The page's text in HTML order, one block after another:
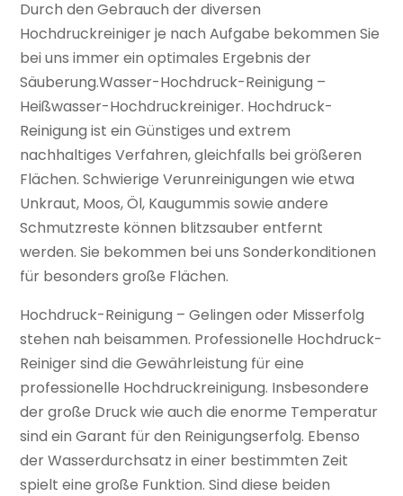
Durch den Gebrauch der diversen
Hochdruckreiniger je nach Aufgabe bekommen Sie
bei uns immer ein optimales Ergebnis der
Säuberung.Wasser-Hochdruck-Reinigung –
Heißwasser-Hochdruckreiniger. Hochdruck-
Reinigung ist ein Günstiges und extrem
nachhaltiges Verfahren, gleichfalls bei größeren
Flächen. Schwierige Verunreinigungen wie etwa
Unkraut, Moos, Öl, Kaugummis sowie andere
Schmutzreste können blitzsauber entfernt
werden. Sie bekommen bei uns Sonderkonditionen
für besonders große Flächen.
Hochdruck-Reinigung – Gelingen oder Misserfolg
stehen nah beisammen. Professionelle Hochdruck-
Reiniger sind die Gewährleistung für eine
professionelle Hochdruckreinigung. Insbesondere
der große Druck wie auch die enorme Temperatur
sind ein Garant für den Reinigungserfolg. Ebenso
der Wasserdurchsatz in einer bestimmten Zeit
spielt eine große Funktion. Sind diese beiden